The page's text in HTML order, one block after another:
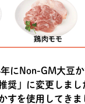
にNon-GM大豆
奨」に変更しま
すを使用してきま